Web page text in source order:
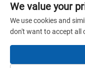
Copyright © 2025
LTD -
We value your
We use cookies and
don't want to accept all